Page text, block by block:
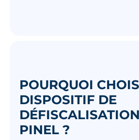
POURQUOI
DISPOSITIF DE
PINEL ?